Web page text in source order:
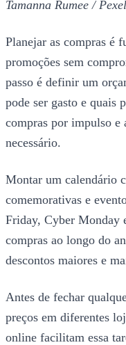
Tamanna Rumee /
Planejar as compras é
promoções sem
passo é definir um
pode ser gasto e quais
compras por impulso e
necessário.
Montar um calendário
comemorativas e
Friday, Cyber Monday
compras ao longo do
descontos maiores e
Antes de fechar
preços em diferentes
online facilitam essa